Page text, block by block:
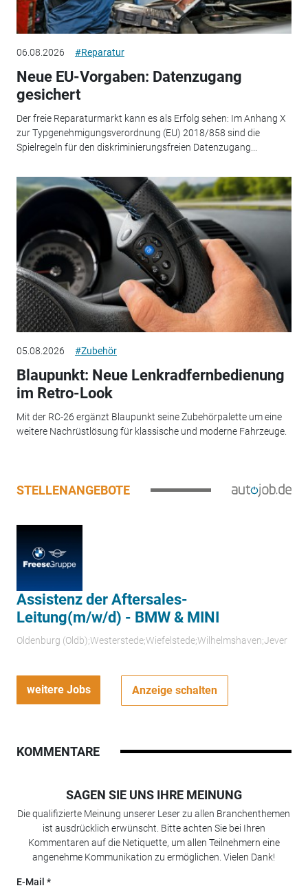
06.08.2026 #Reparatur
Neue EU-Vorgaben: Datenzugang
gesichert
Der freie Reparaturmarkt kann es als Erfolg sehen: Im Anhang X
zur Typgenehmigungsverordnung (EU) 2018/858 sind die
Spielregeln für den diskriminierungsfreien Datenzugang...
05.08.2026 #Zubehör
Blaupunkt: Neue Lenkradfernbedienung
im Retro-Look
Mit der RC-26 ergänzt Blaupunkt seine Zubehörpalette um eine
weitere Nachrüstlösung für klassische und moderne Fahrzeuge.
STELLENANGEBOTE
Assistenz der Aftersales-
Leitung(m/w/d) - BMW & MINI
Oldenburg (Oldb);Westerstede;Wiefelstede;Wilhelmshaven;Jever
weitere Jobs Anzeige schalten
KOMMENTARE
SAGEN SIE UNS IHRE MEINUNG
Die qualifizierte Meinung unserer Leser zu allen Branchenthemen
ist ausdrücklich erwünscht. Bitte achten Sie bei Ihren
Kommentaren auf die Netiquette, um allen Teilnehmern eine
angenehme Kommunikation zu ermöglichen. Vielen Dank!
E-Mail